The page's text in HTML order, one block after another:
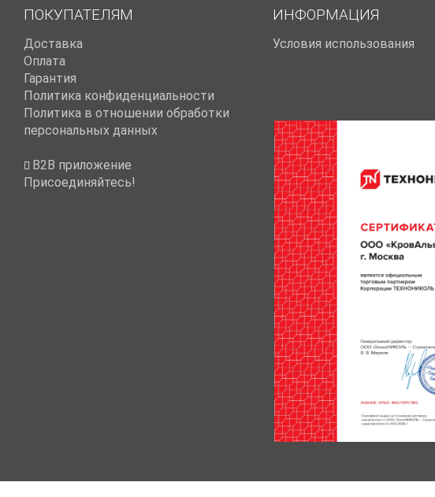
ПОКУПАТЕЛЯМ
Доставка
Оплата
Гарантия
Политика конфиденциальности
Политика в отношении обработки
персональных данных
B2B приложение
Присоединяйтесь!
ИНФОРМАЦИЯ
Условия использования